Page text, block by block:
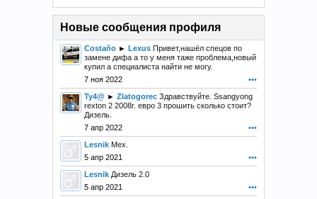
Новые сообщения профиля
Costaño ► Lexus Привет,нашёл спецов по
замене дифа а то у меня таже проблема,новый
купил а специалиста найти не могу.
7 ноя 2022
•••
Ty4@ ► Zlatogorec Здравствуйте. Ssangyong
rexton 2 2008г. евро 3 прошить сколько стоит?
Дизель.
7 апр 2022
•••
Lesnik Мех.
5 апр 2021
•••
Lesnik Дизель 2.0
5 апр 2021
•••